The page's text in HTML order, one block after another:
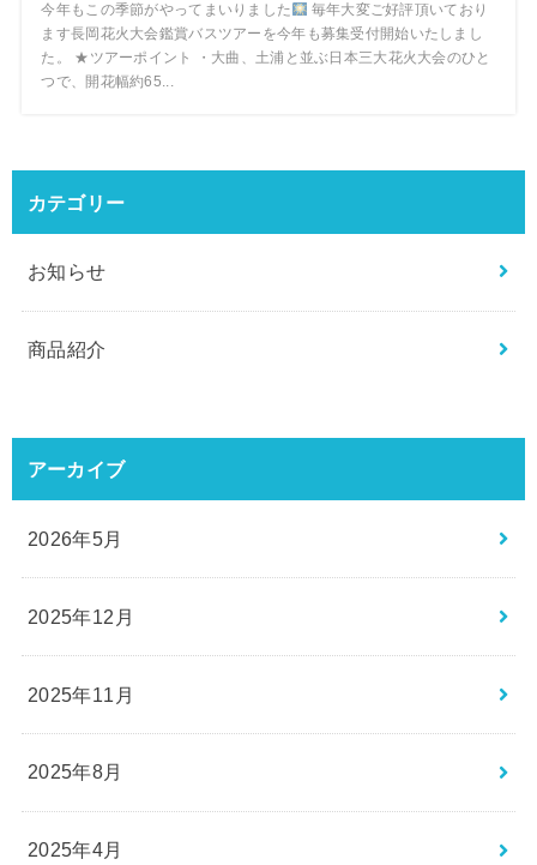
今年もこの季節がやってまいりました
毎年大変ご好評頂いており
ます長岡花火大会鑑賞バスツアーを今年も募集受付開始いたしまし
た。 ★ツアーポイント ・大曲、土浦と並ぶ日本三大花火大会のひと
つで、開花幅約65...
カテゴリー
お知らせ
商品紹介
アーカイブ
2026年5月
2025年12月
2025年11月
2025年8月
2025年4月